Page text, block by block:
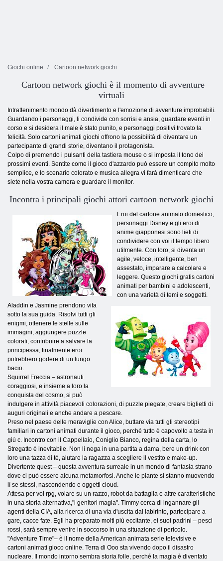
Giochi online Cartoon network giochi
Cartoon network giochi è il momento di avventure
virtuali
Intrattenimento mondo dà divertimento e l'emozione di avventure improbabili.
Guardando i personaggi, li condivide con sorrisi e ansia, guardare eventi in
corso e si desidera il male è stato punito, e personaggi positivi trovato la
felicità. Solo cartoni animati giochi offrono la possibilità di diventare un
partecipante di grandi storie, diventano il protagonista.
Colpo di premendo i pulsanti della tastiera mouse o si imposta il tono dei
prossimi eventi. Sentite come il gioco d'azzardo può essere un compito molto
semplice, e lo scenario colorato e musica allegra vi farà dimenticare che
siete nella vostra camera e guardare il monitor.
Incontra i principali giochi attori cartoon network giochi
Eroi del cartone animato domestico,
personaggi Disney e gli eroi di
anime giapponesi sono lieti di
condividere con voi il tempo libero
utilmente. Con loro, si diventa un
agile, veloce, intelligente, ben
assestato, imparare a calcolare e
leggere. Questo giochi gratis cartoni
animati per bambini e adolescenti,
con una varietà di temi e soggetti.
Aladdin e Jasmine prendono vita
sotto la sua guida. Risolvi tutti gli
enigmi, ottenere le stelle sulle
immagini, aggiungere puzzle
colorati, contribuire a salvare la
principessa, finalmente eroi
potrebbero godere di un lungo
bacio.
Squirrel Freccia – astronauti
coraggiosi, e insieme a loro la
conquista del cosmo, si può
indulgere in attività piacevoli colorazioni, di puzzle piegate, creare biglietti di
auguri originali e anche andare a pescare.
Preso nel paese delle meraviglie con Alice, buttare via tutti gli stereotipi
familiari in cartoni animati durante il gioco, perché tutto è capovolto a testa in
giù c. Incontro con il Cappellaio, Coniglio Bianco, regina della carta, lo
Stregatto è inevitabile. Non li nega in una partita a dama, bere un drink con
loro una tazza di tè, aiutare la ragazza a scegliere il vestito e make-up.
Divertente quest – questa avventura surreale in un mondo di fantasia strano
dove ci può essere alcuna metamorfosi. Anche le piante si stanno muovendo
lì se stessi, nascondendo e oggetti cloud.
Attesa per voi rpg, volare su un razzo, robot da battaglia e altre caratteristiche
in una storia alternativa,"i genitori magia". Timmy cerca di ingannare gli
agenti della CIA, alla ricerca di una via d'uscita dal labirinto, partecipare a
gare, cacce fate. Egli ha preparato molti più eccitante, ei suoi padrini – pesci
rossi, sarà sempre venire in soccorso in una situazione di pericolo.
"Adventure Time"– è il nome della American animata serie televisive e
cartoni animati gioco online. Terra di Ooo sta vivendo dopo il disastro
nucleare. Il mondo intorno sembra storia folle, perché la magia è diventato